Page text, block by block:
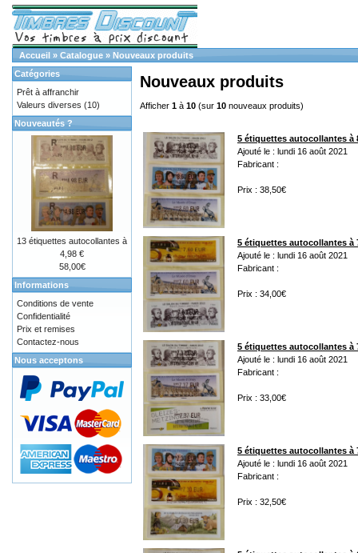
Accueil » Catalogue » Nouveaux produits
Nouveaux produits
Afficher 1 à 10 (sur 10 nouveaux produits)
5 étiquettes autocollantes à
Ajouté le : lundi 16 août 2021
Fabricant :
Prix : 38,50€
5 étiquettes autocollantes à
Ajouté le : lundi 16 août 2021
Fabricant :
Prix : 34,00€
5 étiquettes autocollantes à
Ajouté le : lundi 16 août 2021
Fabricant :
Prix : 33,00€
5 étiquettes autocollantes à
Ajouté le : lundi 16 août 2021
Fabricant :
Prix : 32,50€
Catégories
Prêt à affranchir
Valeurs diverses (10)
Nouveautés ?
13 étiquettes autocollantes à
4,98 €
58,00€
Informations
Conditions de vente
Confidentialité
Prix et remises
Contactez-nous
Nous acceptons